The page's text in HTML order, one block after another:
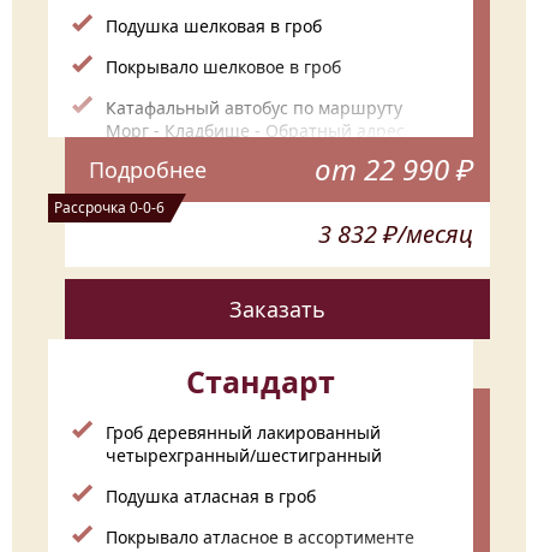
Подушка шелковая в гроб
Покрывало шелковое в гроб
Катафальный автобус по маршруту
Морг - Кладбище - Обратный адрес
Ритуальные тапочки
Подготовка всех документов
цветов (90 см)
Траурная лента с надписью
Подробнее от 22 990 ₽
Рассрочка 0-0-6
3 832 ₽/месяц
Заказать
Стандарт
Гроб деревянный лакированный
четырехгранный/шестигранный
Подушка атласная в гроб
Покрывало атласное в ассортименте